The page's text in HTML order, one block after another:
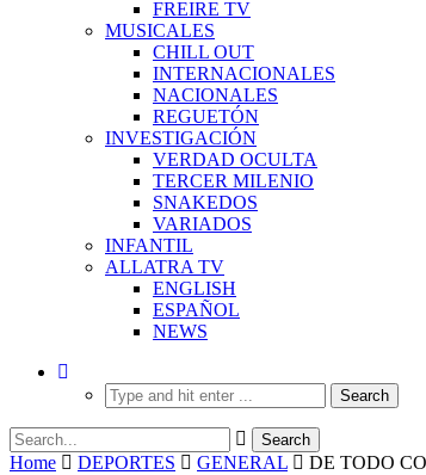
FREIRE TV
MUSICALES
CHILL OUT
INTERNACIONALES
NACIONALES
REGUETÓN
INVESTIGACIÓN
VERDAD OCULTA
TERCER MILENIO
SNAKEDOS
VARIADOS
INFANTIL
ALLATRA TV
ENGLISH
ESPAÑOL
NEWS
Home DEPORTES GENERAL DE TODO